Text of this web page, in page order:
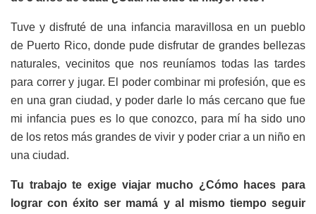
Tuve y disfruté de una infancia maravillosa en un pueblo
de Puerto Rico, donde pude disfrutar de grandes bellezas
naturales, vecinitos que nos reuníamos todas las tardes
para correr y jugar. El poder combinar mi profesión, que es
en una gran ciudad, y poder darle lo más cercano que fue
mi infancia pues es lo que conozco, para mí ha sido uno
de los retos más grandes de vivir y poder criar a un niño en
una ciudad.
Tu trabajo te exige viajar mucho ¿Cómo haces para
lograr con éxito ser mamá y al mismo tiempo seguir